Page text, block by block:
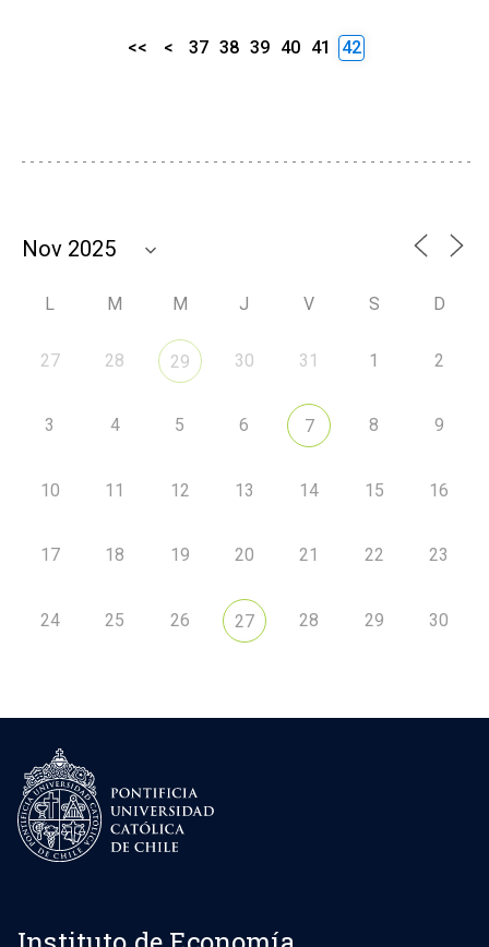
<< < 37 38 39 40 41 42
L M M J V S D
27 28 29 30 31 1 2
3 4 5 6 7 8 9
10 11 12 13 14 15 16
17 18 19 20 21 22 23
24 25 26 27 28 29 30